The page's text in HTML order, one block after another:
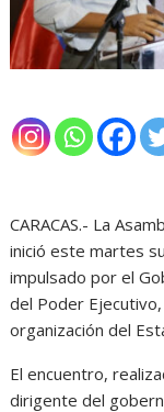
CARACAS.- La
inició este martes
impulsado por el
del Poder
organización del
El encuentro,
dirigente del